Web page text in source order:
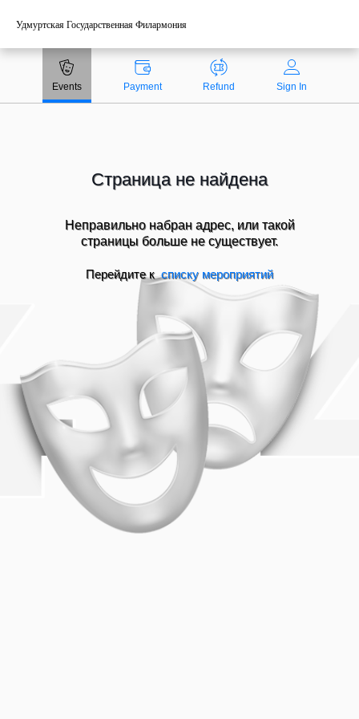
Удмуртская Государственная Филармония
Payment methods
Technical support:
Events Payment Refund Sign In
Страница не найдена
Неправильно набран адрес, или такой
страницы больше не существует.
Перейдите ксписку мероприятий